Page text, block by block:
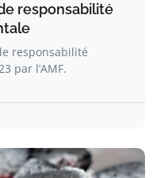
responsabilité
responsabilité
par l’AMF.